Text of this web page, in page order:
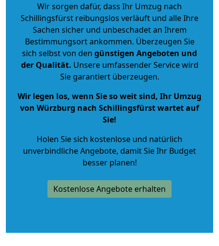
Wir sorgen dafür, dass Ihr Umzug nach
Schillingsfürst reibungslos verläuft und alle Ihre
Sachen sicher und unbeschadet an Ihrem
Bestimmungsort ankommen. Überzeugen Sie
sich selbst von den günstigen Angeboten und
der Qualität. Unsere umfassender Service wird
Sie garantiert überzeugen.
Wir legen los, wenn Sie so weit sind, Ihr Umzug
von Würzburg nach Schillingsfürst wartet auf
Sie!
Holen Sie sich kostenlose und natürlich
unverbindliche Angebote, damit Sie Ihr Budget
besser planen!
Kostenlose Angebote erhalten